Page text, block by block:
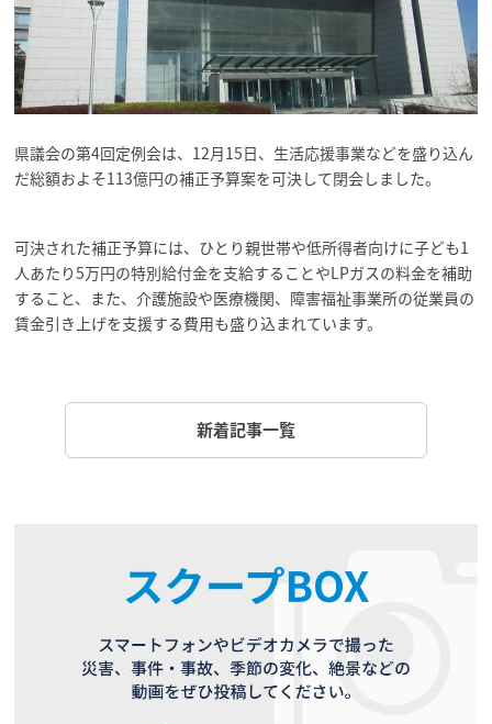
県議会の第4回定例会は、12月15日、生活応援事業などを盛り込ん
だ総額およそ113億円の補正予算案を可決して閉会しました。
可決された補正予算には、ひとり親世帯や低所得者向けに子ども1
人あたり5万円の特別給付金を支給することやLPガスの料金を補助
すること、また、介護施設や医療機関、障害福祉事業所の従業員の
賃金引き上げを支援する費用も盛り込まれています。
新着記事一覧